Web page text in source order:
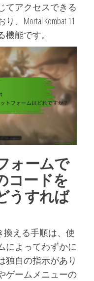
てアクセスできる
Mortal Kombat 11
能です。
ォームで
コードを
うすれば
換える手順は、使
によってわずかに
独自の指示があり
ゲームメニューの